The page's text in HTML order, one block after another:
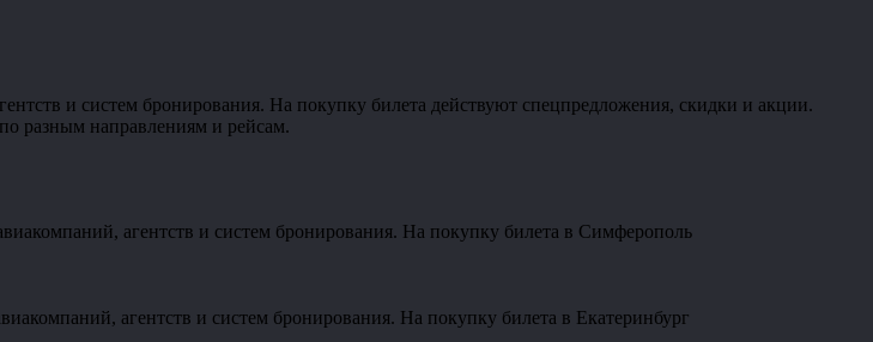
и систем бронирования. На покупку билета действуют спецпредложения, скидки и акции.
разным направлениям и рейсам.
агентств и систем бронирования. На покупку билета в Симферополь
агентств и систем бронирования. На покупку билета в Екатеринбург